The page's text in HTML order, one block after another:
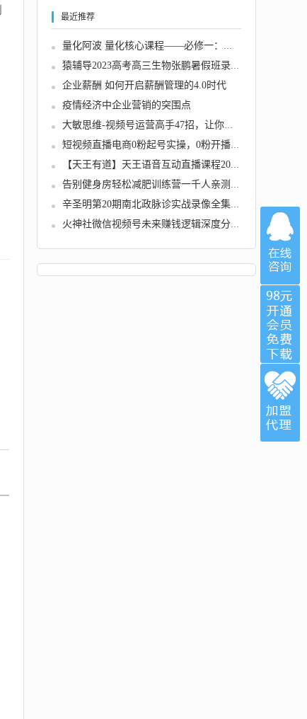
最近推荐
量化阿波 量化核心课程——必修一：股票
猿辅导2023高考高三生物张鹏暑假班录播课
企业薪酬 如何开启薪酬管理的4.0时代
疫情经济中企业营销的突围点
大敏思维-视频号运营高手47招，让你快速成为涨...
短视频直播电商0粉起号实操，0粉开播，新手直...
【天王有道】天王语音互动直播课程2023.1月
告别健身房轻松减肥训练营一千人亲测有效
辛圣明第20期南北政脉诊实战录像全集39课
火神社微信视频号未来赚钱逻辑深度分析，做视...